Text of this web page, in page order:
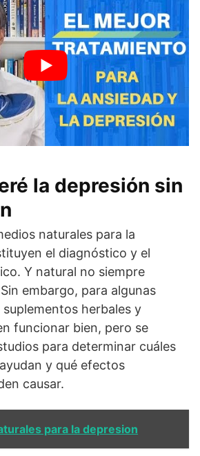
la depresión sin
naturales para la
el diagnóstico y el
Y natural no siempre
embargo, para algunas
herbales y
funcionar bien, pero se
para determinar cuáles
y qué efectos
causar.
para la depresion